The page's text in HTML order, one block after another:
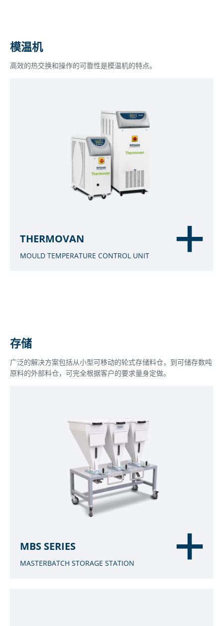
模温机
高效的热交换和操作的可靠性是模温机的特点。
THERMOVAN
MOULD TEMPERATURE CONTROL UNIT
存储
广泛的解决方案包括从小型可移动的轮式存储料仓，到可储存数吨
原料的外部料仓，可完全根据客户的要求量身定做。
MBS SERIES
MASTERBATCH STORAGE STATION